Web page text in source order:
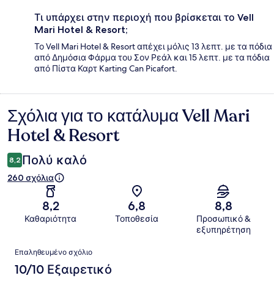
Τι υπάρχει στην περιοχή που βρίσκεται το Vell
Mari Hotel & Resort;
Το Vell Mari Hotel & Resort απέχει μόλις 13 λεπτ. με τα πόδια
από Δημόσια Φάρμα του Σον Ρεάλ και 15 λεπτ. με τα πόδια
από Πίστα Καρτ Karting Can Picafort.
Σχόλια
Σχόλια για το κατάλυμα Vell Mari
Hotel & Resort
8,2 Πολύ καλό
260 σχόλια
8,2
Καθαριότητα
6,8
Τοποθεσία
8,8
Προσωπικό &
εξυπηρέτηση
Σχόλια
Επαληθευμένο σχόλιο
10/10 Εξαιρετικό